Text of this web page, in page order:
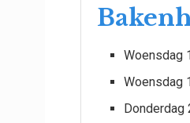
Woensdag
Woensdag
Donderdag